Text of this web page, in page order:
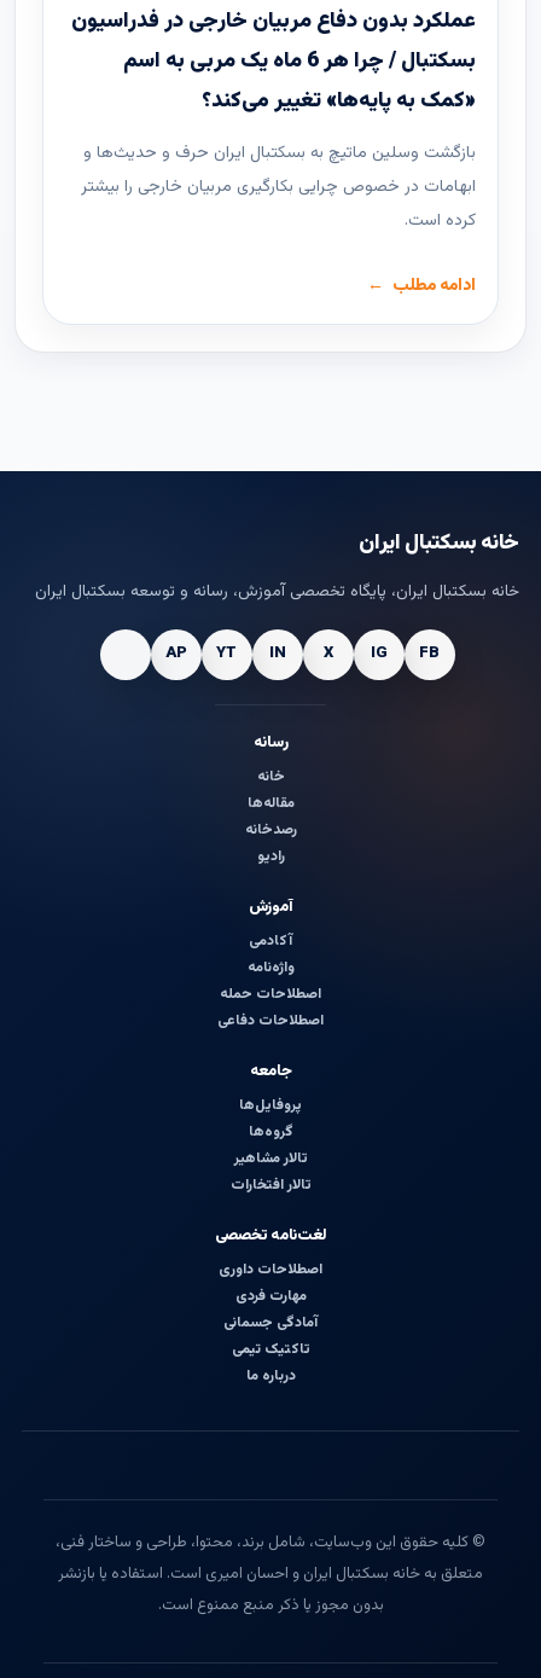
عملکرد بدون دفاع مربیان خارجی در فدراسیون
بسکتبال / چرا هر 6 ماه یک مربی به اسم
«کمک به پایه‌ها» تغییر می‌کند؟
بازگشت وسلین ماتیچ به بسکتبال ایران حرف و حدیث‌ها و
ابهامات در خصوص چرایی بکارگیری مربیان خارجی را بیشتر
کرده است.
ادامه مطلب
خانه بسکتبال ایران
خانه بسکتبال ایران، پایگاه تخصصی آموزش، رسانه و توسعه بسکتبال ایران
رسانه
خانه
مقاله‌ها
رصدخانه
رادیو
آموزش
آکادمی
واژه‌نامه
اصطلاحات حمله
اصطلاحات دفاعی
جامعه
پروفایل‌ها
گروه‌ها
تالار مشاهیر
تالار افتخارات
لغت‌نامه تخصصی
اصطلاحات داوری
مهارت فردی
آمادگی جسمانی
تاکتیک تیمی
درباره ما
© کلیه حقوق این وب‌سایت، شامل برند، محتوا، طراحی و ساختار فنی،
متعلق به خانه بسکتبال ایران و احسان امیری است. استفاده یا بازنشر
بدون مجوز یا ذکر منبع ممنوع است.